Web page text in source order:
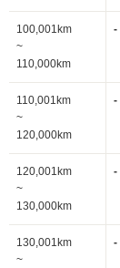
100,001km
~
110,000km
-
110,001km
~
120,000km
-
120,001km
~
130,000km
-
130,001km
~
-